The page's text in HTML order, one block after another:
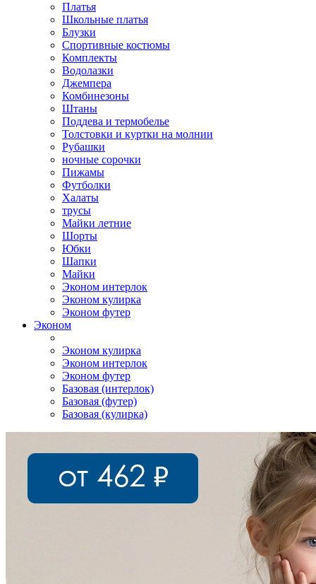
Платья
Школьные платья
Блузки
Спортивные костюмы
Комплекты
Водолазки
Джемпера
Комбинезоны
Штаны
Поддева и термобелье
Толстовки и куртки на молнии
Рубашки
ночные сорочки
Пижамы
Футболки
Халаты
трусы
Майки летние
Шорты
Юбки
Шапки
Майки
Эконом интерлок
Эконом кулирка
Эконом футер
Эконом
Эконом кулирка
Эконом интерлок
Эконом футер
Базовая (интерлок)
Базовая (футер)
Базовая (кулирка)